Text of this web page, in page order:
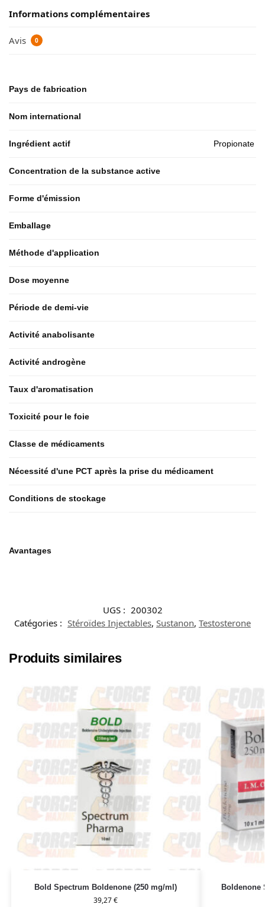
Informations complémentaires
Avis 0
Pays de fabrication
Nom international
Ingrédient actif Propionate
Concentration de la substance active
Forme d'émission
Emballage
Méthode d'application
Dose moyenne
Période de demi-vie
Activité anabolisante
Activité androgène
Taux d'aromatisation
Toxicité pour le foie
Classe de médicaments
Nécessité d'une PCT après la prise du médicament
Conditions de stockage
Avantages
UGS : 200302
Catégories : Stéroïdes Injectables, Sustanon, Testosterone
Produits similaires
Bold Spectrum Boldenone (250 mg/ml)
39,27€
Boldenone